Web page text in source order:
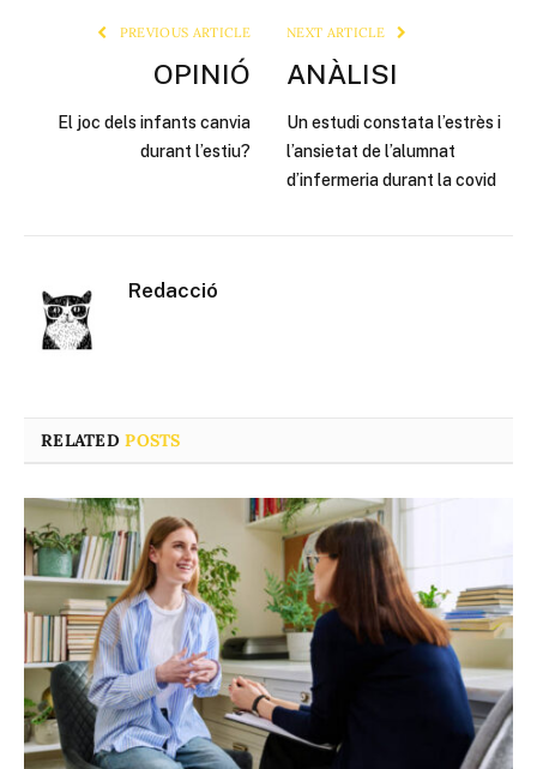
PREVIOUS ARTICLE
OPINIÓ
El joc dels infants canvia
durant l’estiu?
NEXT ARTICLE
ANÀLISI
Un estudi constata l’estrès i
l’ansietat de l’alumnat
d’infermeria durant la covid
Redacció
RELATEDPOSTS